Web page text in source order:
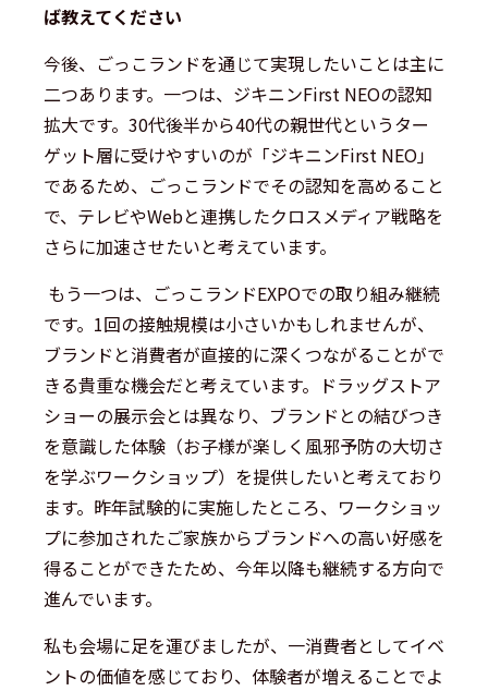
ば教えてください
今後、ごっこランドを通じて実現したいことは主に
二つあります。一つは、ジキニンFirst NEOの認知
拡大です。30代後半から40代の親世代というター
ゲット層に受けやすいのが「ジキニンFirst NEO」
であるため、ごっこランドでその認知を高めること
で、テレビやWebと連携したクロスメディア戦略を
さらに加速させたいと考えています。
もう一つは、ごっこランドEXPOでの取り組み継続
です。1回の接触規模は小さいかもしれませんが、
ブランドと消費者が直接的に深くつながることがで
きる貴重な機会だと考えています。ドラッグストア
ショーの展示会とは異なり、ブランドとの結びつき
を意識した体験（お子様が楽しく風邪予防の大切さ
を学ぶワークショップ）を提供したいと考えており
ます。昨年試験的に実施したところ、ワークショッ
プに参加されたご家族からブランドへの高い好感を
得ることができたため、今年以降も継続する方向で
進んでいます。
私も会場に足を運びましたが、一消費者としてイベ
ントの価値を感じており、体験者が増えることでよ